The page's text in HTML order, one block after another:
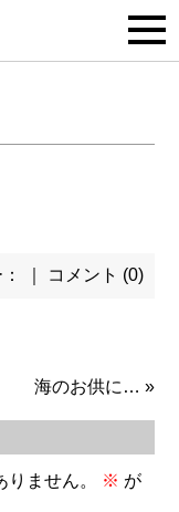
｜ コメント (0)
海のお供に… »
ません。 ※ が